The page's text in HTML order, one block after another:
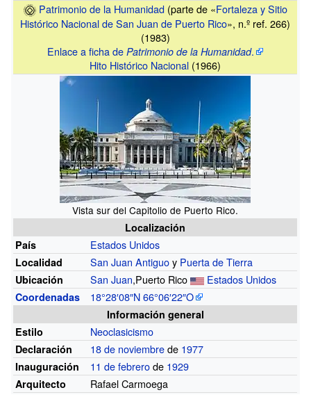
Patrimonio de la Humanidad(parte de «Fortaleza y Sitio
Histórico Nacional de San Juan de Puerto Rico», n.º ref. 266)
(1983)
Enlace a ficha dePatrimonio de la Humanidad.
Hito Histórico Nacional (1966)
Vista sur del Capitolio de Puerto Rico.
Localización
País
Estados Unidos
Localidad San Juan Antiguoy Puerta de Tierra
Ubicación San Juan,Puerto Rico Estados Unidos
Coordenadas 18°28′08″N66°06′22″O
Información general
Estilo
Neoclasicismo
Declaración 18 de noviembrede 1977
Inauguración 11 de febrerode 1929
Arquitecto Rafael Carmoega